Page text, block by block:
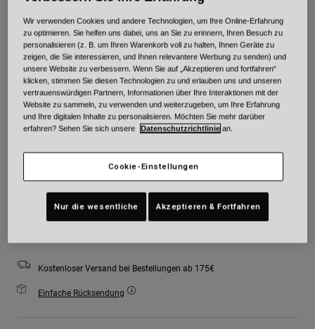
Farben -Grau/Rot
ausgewählt
Größe Größentabelle
S M L XL
Zum Warenkorb hinzufügen
Kostenloser Versand bei Bestellungen ab 175€
Einfache Rücksendung
Wir verwenden Cookies und andere Technologien, um Ihre Online-Erfahrung
zu optimieren. Sie helfen uns dabei, uns an Sie zu erinnern, Ihren Besuch zu
personalisieren (z. B. um Ihren Warenkorb voll zu halten, Ihnen Geräte zu
zeigen, die Sie interessieren, und Ihnen relevantere Werbung zu senden) und
unsere Website zu verbessern. Wenn Sie auf „Akzeptieren und fortfahren“
klicken, stimmen Sie diesen Technologien zu und erlauben uns und unseren
vertrauenswürdigen Partnern, Informationen über Ihre Interaktionen mit der
Website zu sammeln, zu verwenden und weiterzugeben, um Ihre Erfahrung
und Ihre digitalen Inhalte zu personalisieren. Möchten Sie mehr darüber
erfahren? Sehen Sie sich unsere
Datenschutzrichtlinie an.
Cookie-Einstellungen
Nur die wesentliche Akzeptieren & Fortfahren